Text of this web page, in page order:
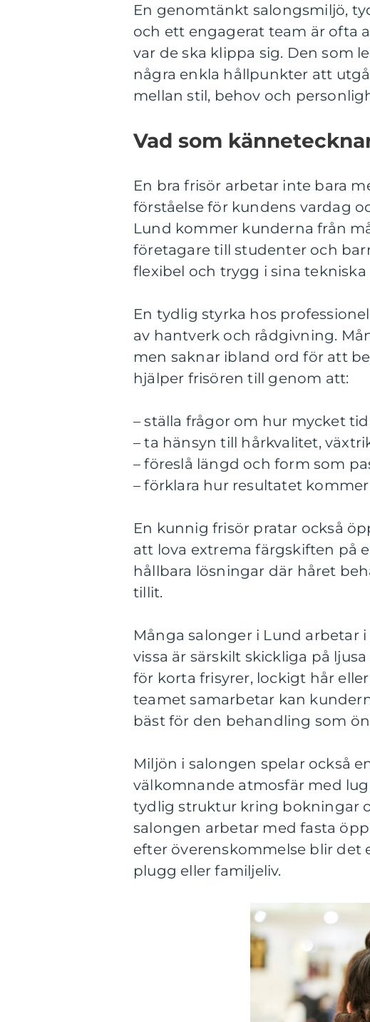
En genomtänkt salongsmiljö,
och ett engagerat team är ofta
var de ska klippa sig. Den som
några enkla hållpunkter att
mellan stil, behov och
Vad som
En bra frisör arbetar inte bara
förståelse för kundens vardag
Lund kommer kunderna från
företagare till studenter och
flexibel och trygg i sina tekniska
En tydlig styrka hos
av hantverk och rådgivning.
men saknar ibland ord för att
hjälper frisören till genom att:
– ställa frågor om hur mycket
– ta hänsyn till hårkvalitet,
– föreslå längd och form som
– förklara hur resultatet
En kunnig frisör pratar också
att lova extrema färgskiften på
hållbara lösningar där håret
tillit.
Många salonger i Lund arbetar
vissa är särskilt skickliga på
för korta frisyrer, lockigt hår
teamet samarbetar kan
bäst för den behandling som
Miljön i salongen spelar också
välkomnande atmosfär med
tydlig struktur kring bokningar
salongen arbetar med fasta
efter överenskommelse blir det
plugg eller familjeliv.